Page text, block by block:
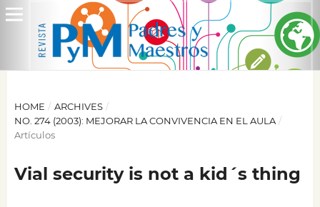
HOME / ARCHIVES /
NO. 274 (2003): MEJORAR LA CONVIVENCIA EN EL AULA /
Artículos
Vial security is not a kid´s thing